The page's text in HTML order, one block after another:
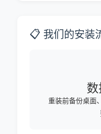
📋 我们的安装
重装前备份桌面